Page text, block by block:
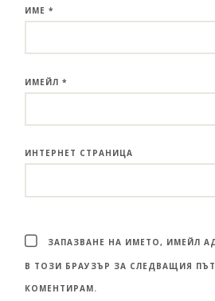
ИМЕ*
ИМЕЙЛ*
ИНТЕРНЕТ СТРАНИЦА
ЗАПАЗВАНЕ НА ИМЕТО, ИМЕЙЛ
В ТОЗИ БРАУЗЪР ЗА СЛЕДВАЩИЯ
КОМЕНТИРАМ.